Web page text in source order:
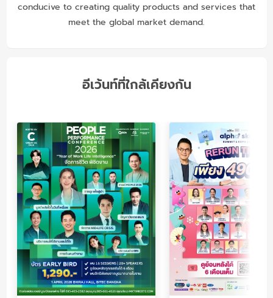
conducive to creating quality products and services that
meet the global market demand.
อีเว้นท์ที่ใกล้เคียงกัน